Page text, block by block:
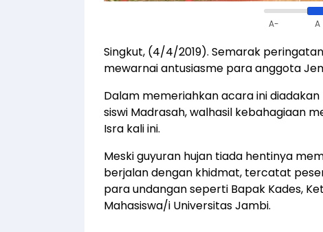
A- A
Singkut, (4/4/2019). Semarak
mewarnai antusiasme para anggota
Dalam memeriahkan acara ini
siswi Madrasah, walhasil kebahagiaan
Isra kali ini.
Meski guyuran hujan tiada hentinya
berjalan dengan khidmat, tercatat
para undangan seperti Bapak Kades,
Mahasiswa/i Universitas Jambi.